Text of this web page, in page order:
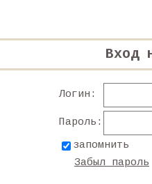
Вход
Логин:
Пароль:
запомнить
Забыл пароль